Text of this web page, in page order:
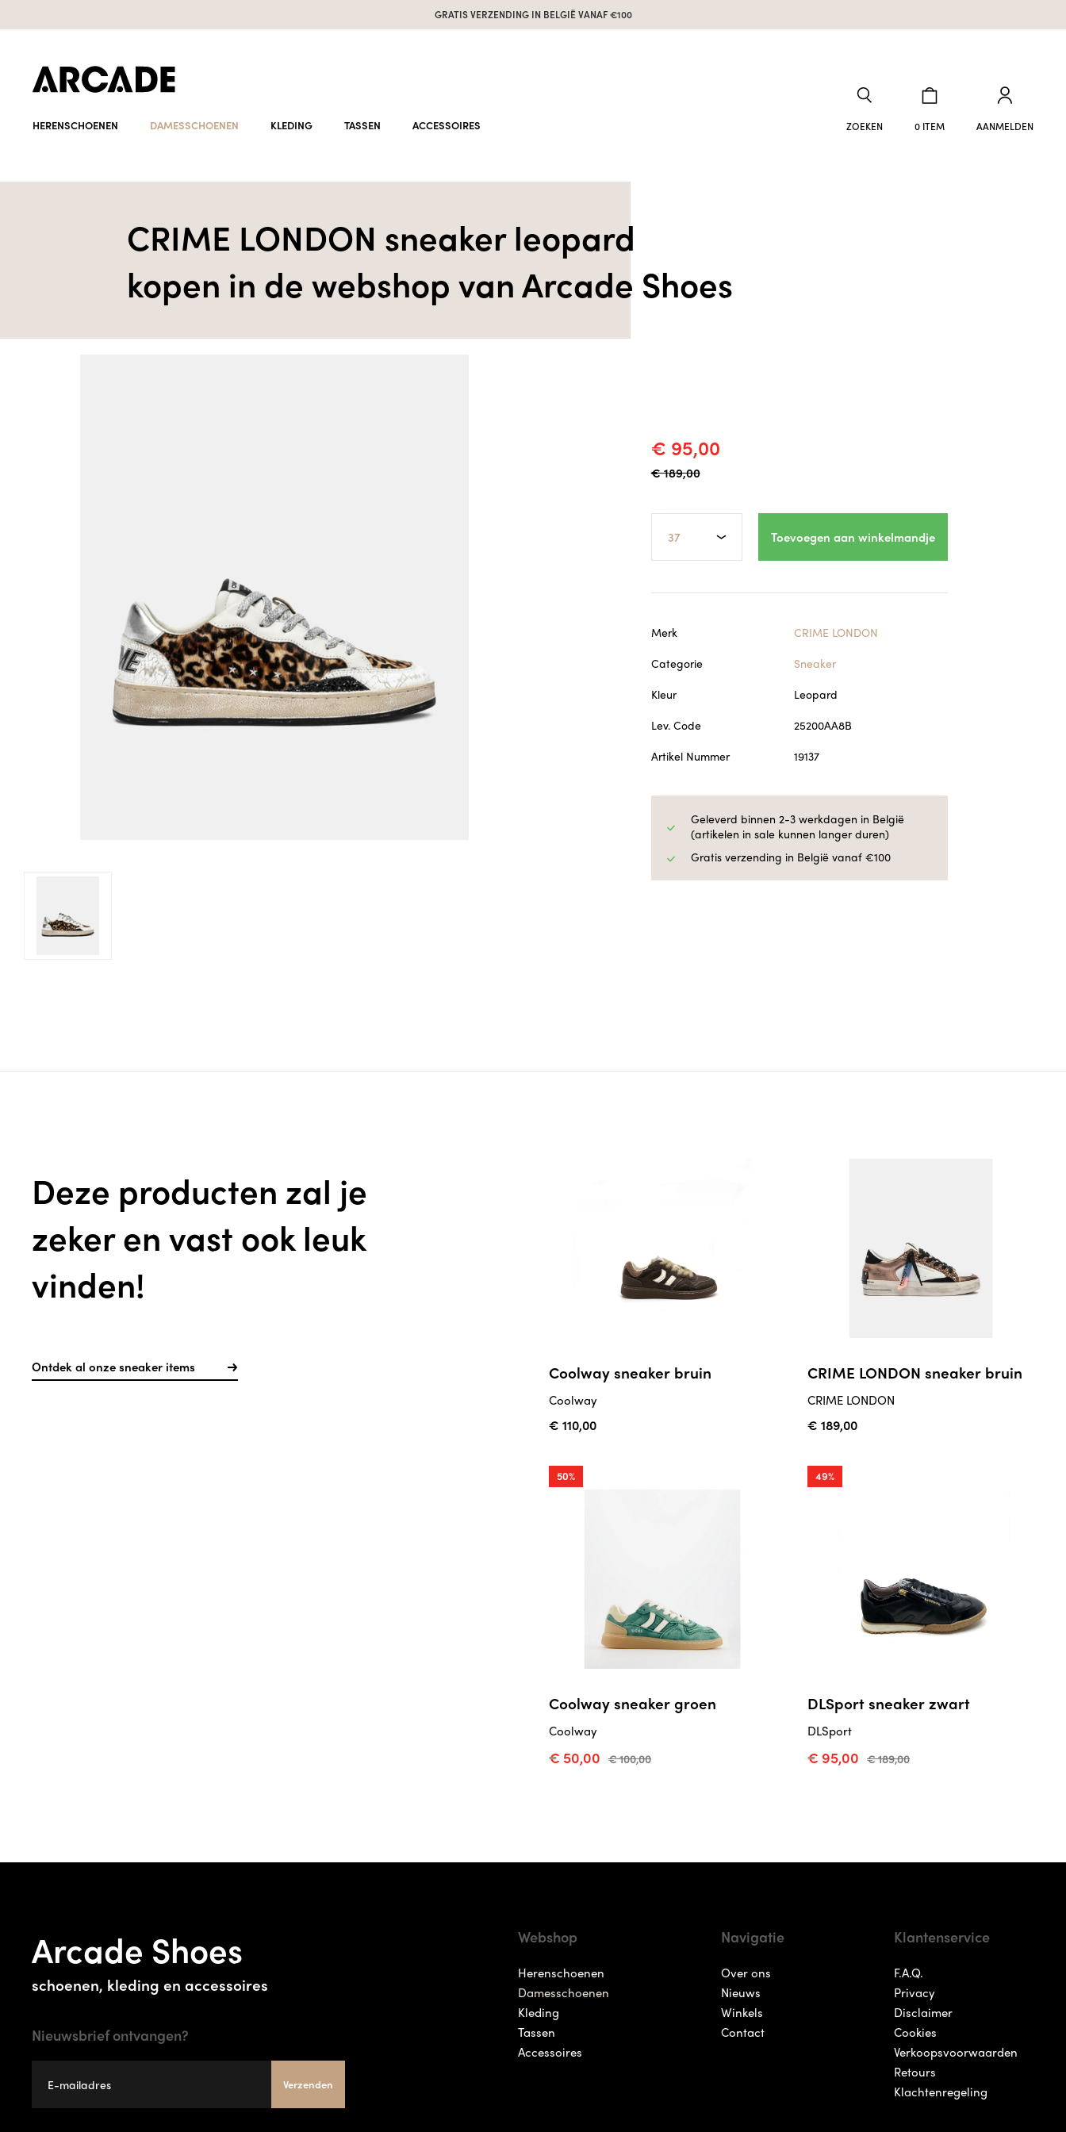
GRATIS VERZENDING IN BELGIË VANAF €100
HERENSCHOENEN DAMESSCHOENEN KLEDING TASSEN ACCESSOIRES ZOEKEN 0 ITEM AANMELDEN
CRIME LONDON sneaker leopard
kopen in de webshop van Arcade Shoes
€ 95,00
€ 189,00
Toevoegen aan winkelmandje
Merk
CRIME LONDON
Categorie
Sneaker
Kleur
Leopard
Lev. Code
25200AA8B
Artikel Nummer
19137
Geleverd binnen 2-3 werkdagen in België
(artikelen in sale kunnen langer duren)
Gratis verzending in België vanaf €100
Deze producten zal je
zeker en vast ook leuk
vinden!
Ontdek al onze sneaker items Coolway sneaker bruin
Coolway
€ 110,00
CRIME LONDON sneaker bruin
CRIME LONDON
€ 189,00
50%
Coolway sneaker groen
Coolway
€ 50,00 € 100,00
49%
DLSport sneaker zwart
DLSport
€ 95,00 € 189,00
Arcade Shoes
schoenen, kleding en accessoires
Nieuwsbrief ontvangen?
Verzenden
Webshop
Herenschoenen
Damesschoenen
Kleding
Tassen
Accessoires
Navigatie
Over ons
Nieuws
Winkels
Contact
Klantenservice
F.A.Q.
Privacy
Disclaimer
Cookies
Verkoopsvoorwaarden
Retours
Klachtenregeling